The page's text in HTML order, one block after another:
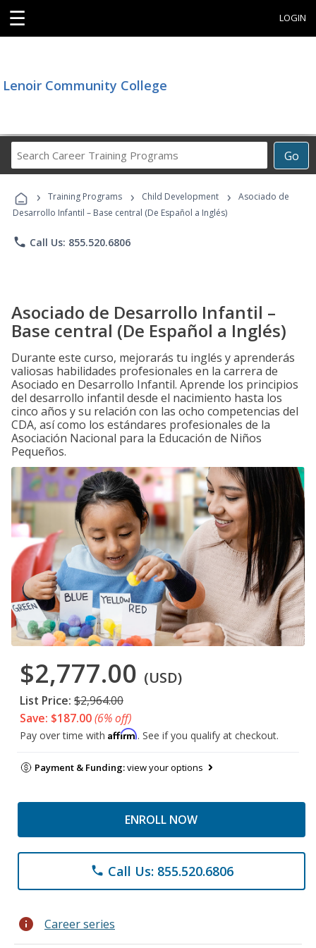
☰ LOGIN
Lenoir Community College
Go
Career
Programs
› Training Programs › Child Development ›
Asociado de
Desarrollo Infantil – Base central (De Español a Inglés)
phone Call Us: 855.520.6806
Asociado de Desarrollo Infantil –
Base central (De Español a Inglés)
Durante este curso, mejorarás tu inglés y aprenderás
valiosas habilidades profesionales en la carrera de
Asociado en Desarrollo Infantil. Aprende los principios
del desarrollo infantil desde el nacimiento hasta los
cinco años y su relación con las ocho competencias del
CDA, así como los estándares profesionales de la
Asociación Nacional para la Educación de Niños
Pequeños.
$2,777.00 (USD)
List Price: $2,964.00
Save: $187.00(6% off)
Pay over time with Affirm. See if you qualify at checkout.
Payment & Funding:view your options
ENROLL NOW
phone Call Us: 855.520.6806
info Career series